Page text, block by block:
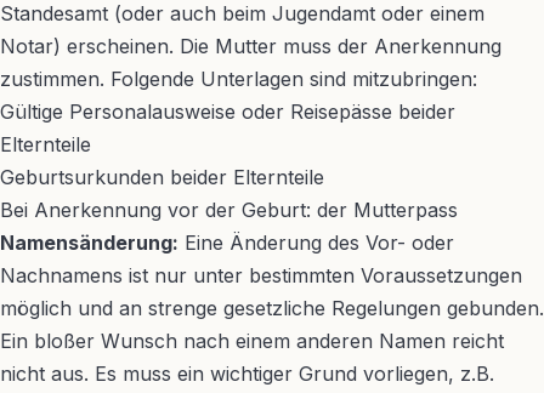
Standesamt (oder auch beim Jugendamt oder einem
Notar) erscheinen. Die Mutter muss der Anerkennung
zustimmen. Folgende Unterlagen sind mitzubringen:
Gültige Personalausweise oder Reisepässe beider
Elternteile
Geburtsurkunden beider Elternteile
Bei Anerkennung vor der Geburt: der Mutterpass
Namensänderung: Eine Änderung des Vor- oder
Nachnamens ist nur unter bestimmten Voraussetzungen
möglich und an strenge gesetzliche Regelungen gebunden.
Ein bloßer Wunsch nach einem anderen Namen reicht
nicht aus. Es muss ein wichtiger Grund vorliegen, z.B.